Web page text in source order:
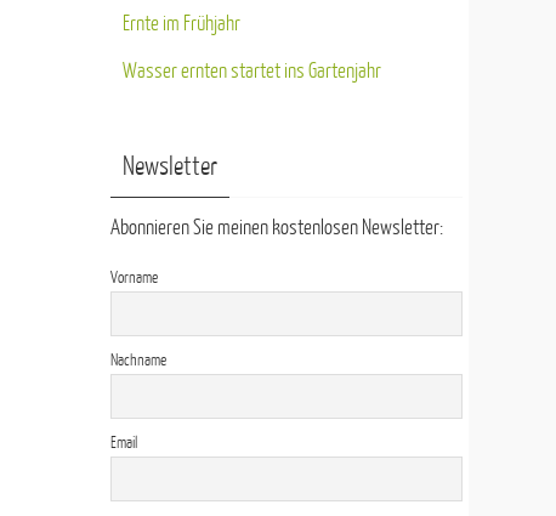
Ernte im Frühjahr
Wasser ernten startet ins Gartenjahr
Newsletter
Abonnieren Sie meinen kostenlosen Newsletter:
Vorname
Nachname
Email